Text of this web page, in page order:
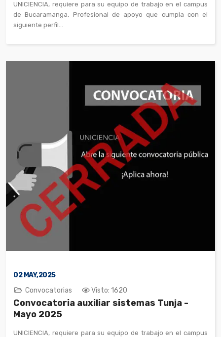
UNICIENCIA, requiere para su equipo de trabajo en el campus
de Bucaramanga, Profesional de apoyo que cumpla con el
siguiente perfil...
02MAY,2025
Convocatorias
Visto: 1620
Convocatoria auxiliar sistemas Tunja -
Mayo 2025
UNICIENCIA, requiere para su equipo de trabajo en el campus